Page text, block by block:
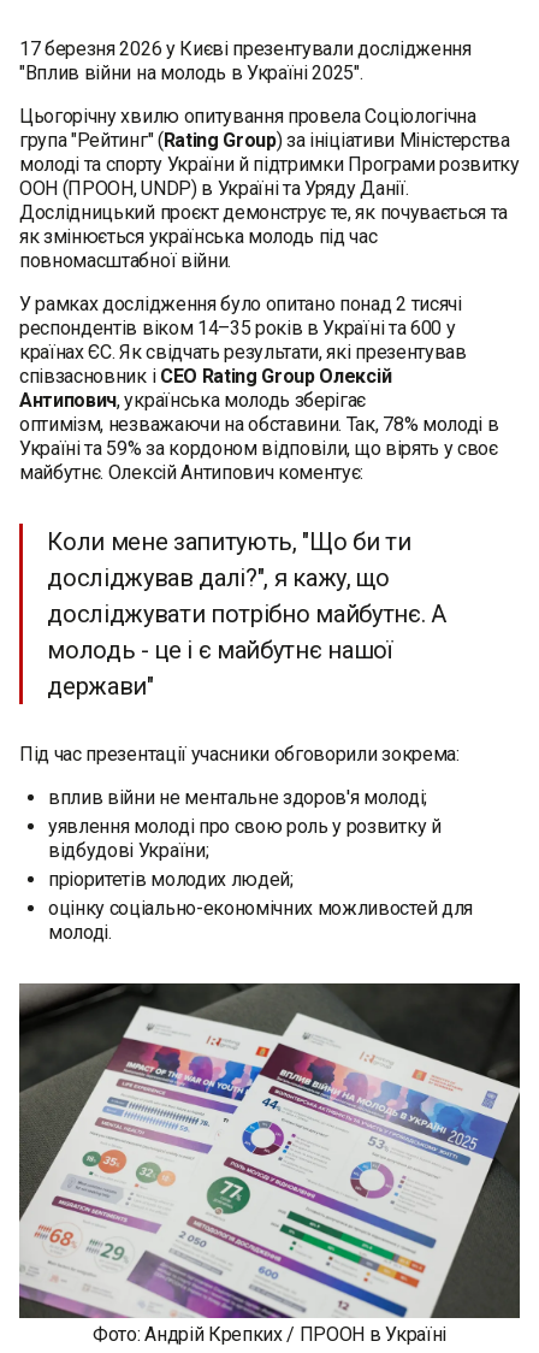
17 березня 2026 у Києві презентували дослідження
"Вплив війни на молодь в Україні 2025".
Цьогорічну хвилю опитування провела Соціологічна
група "Рейтинг" ( Rating Group) за ініціативи Міністерства
молоді та спорту України й підтримки Програми розвитку
ООН (ПРООН, UNDP) в Україні та Уряду Данії.
Дослідницький проєкт демонструє те, як почувається та
як змінюється українська молодь під час
повномасштабної війни.
У рамках дослідження було опитано понад 2 тисячі
респондентів віком 14–35 років в Україні та 600 у
країнах ЄС. Як свідчать результати, які презентував
співзасновник і CEO Rating Group Олексій
Антипович, українська молодь зберігає
оптимізм, незважаючи на обставини. Так, 78% молоді в
Україні та 59% за кордоном відповіли, що вірять у своє
майбутнє. Олексій Антипович коментує:
Коли мене запитують, "Що би ти
досліджував далі?", я кажу, що
досліджувати потрібно майбутнє. А
молодь - це і є майбутнє нашої
держави"
‍Під час презентації учасники обговорили зокрема:
вплив війни не ментальне здоров'я молоді;
уявлення молоді про свою роль у розвитку й
відбудові України;
пріоритетів молодих людей;
‍оцінку соціально-економічних можливостей для
молоді.
Фото: Андрій Крепких / ПРООН в Україні